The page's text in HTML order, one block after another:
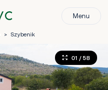
Menu
> Szybenik
01 / 58